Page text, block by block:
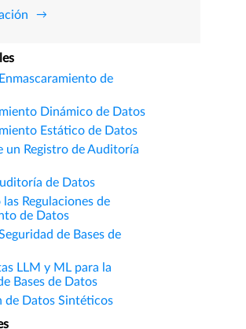
de
Dinámico de Datos
Estático de Datos
un Registro de Auditoría
de Datos
las Regulaciones de
de Datos
de Bases de
LLM y ML para la
Bases de Datos
de Datos Sintéticos